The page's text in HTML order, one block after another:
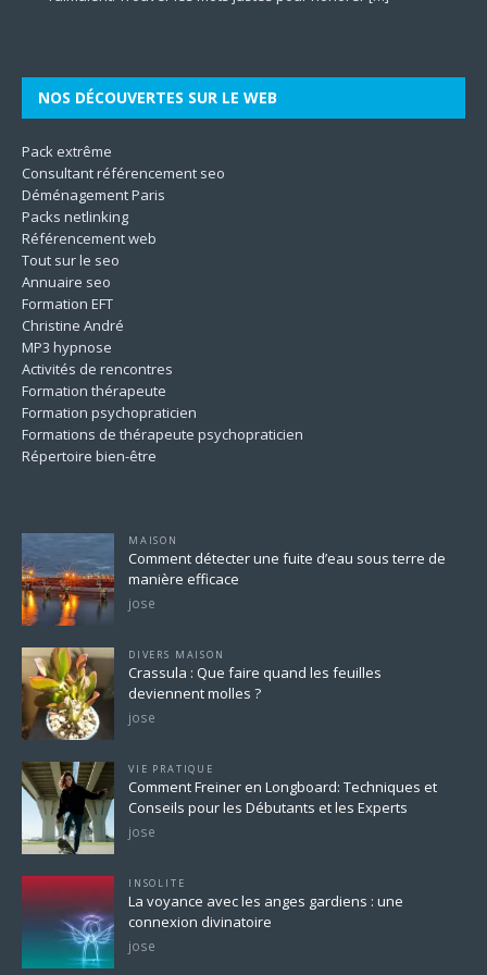
NOS DÉCOUVERTES SUR LE WEB
Pack extrême
Consultant référencement seo
Déménagement Paris
Packs netlinking
Référencement web
Tout sur le seo
Annuaire seo
Formation EFT
Christine André
MP3 hypnose
Activités de rencontres
Formation thérapeute
Formation psychopraticien
Formations de thérapeute psychopraticien
Répertoire bien-être
MAISON
Comment détecter une fuite d’eau sous terre de
manière efficace
jose
DIVERS MAISON
Crassula : Que faire quand les feuilles
deviennent molles ?
jose
VIE PRATIQUE
Comment Freiner en Longboard: Techniques et
Conseils pour les Débutants et les Experts
jose
INSOLITE
La voyance avec les anges gardiens : une
connexion divinatoire
jose